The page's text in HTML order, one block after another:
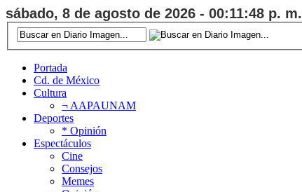
sábado, 8 de agosto de 2026 - 00:11:48 p. m.
Portada
Cd. de México
Cultura
¬ AAPAUNAM
Deportes
* Opinión
Espectáculos
Cine
Consejos
Memes